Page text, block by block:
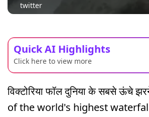
twitter
Quick AI Highlights
Click here to view more
विक्टोरिया फॉल दुनिया के सबसे ऊंचे
of the world's highest